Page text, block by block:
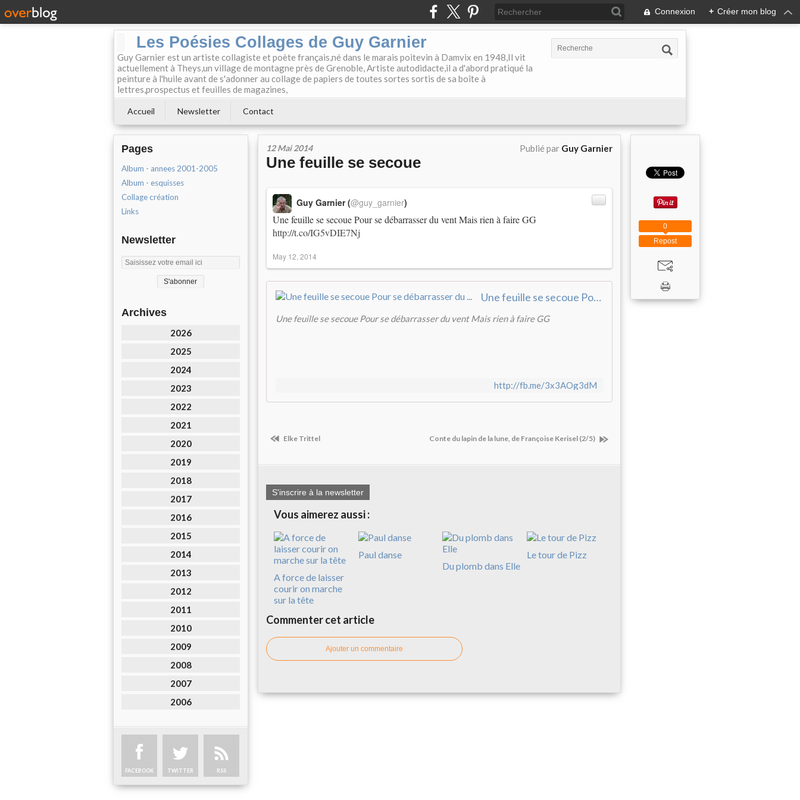
Connexion + Créer mon blog
Les Poésies Collages de Guy Garnier
Guy Garnier est un artiste collagiste et poète français,né dans le marais poitevin à Damvix en 1948,Il vit
actuellement à Theys,un village de montagne près de Grenoble, Artiste autodidacte,il a d'abord pratiqué la
peinture à l'huile avant de s'adonner au collage de papiers de toutes sortes sortis de sa boîte à
lettres,prospectus et feuilles de magazines,
Accueil Newsletter Contact
Pages
Album - annees 2001-2005
Album - esquisses
Collage création
Links
Newsletter
Archives
2026
2025
2024
2023
2022
2021
2020
2019
2018
2017
2016
2015
2014
2013
2012
2011
2010
2009
2008
2007
2006
FACEBOOK TWITTER RSS
12 Mai 2014 Publié par Guy Garnier
Une feuille se secoue
Une feuille se secoue Pour se débarrasser du vent Mais rien à faire GG
http://t.co/IG5vDIE7Nj
Guy Garnier (@guy_garnier)
May 12, 2014
Une feuille se secoue Pour se débarrasser du ...
Une feuille se secoue Pour se débarrasser du vent Mais rien à faire GG
http://fb.me/3x3AOg3dM
Elke Trittel Conte du lapin de la lune, de Françoise Kerisel (2/5)
S'inscrire à la newsletter
Vous aimerez aussi :
A force de laisser
courir on marche
sur la tête
Paul danse
Du plomb dans Elle
Le tour de Pizz
Commenter cet article
Ajouter un commentaire
Repost
0